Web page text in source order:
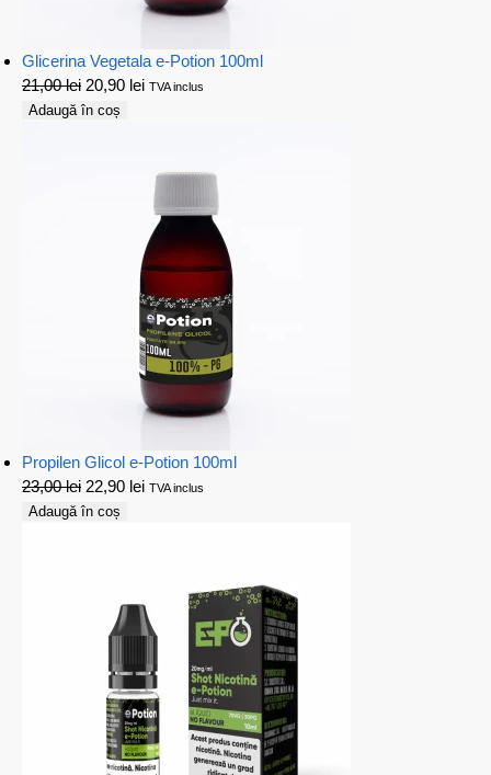
Glicerina Vegetala e-Potion 100ml
21,00lei 20,90 lei TVA inclus
Adaugă în coș
Propilen Glicol e-Potion 100ml
23,00lei 22,90 lei TVA inclus
Adaugă în coș